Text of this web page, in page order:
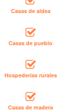
Casas de aldea
Casas de pueblo
Hospederías rurales
Casas de madera